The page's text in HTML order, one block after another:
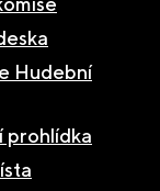
Hudební
prohlídka